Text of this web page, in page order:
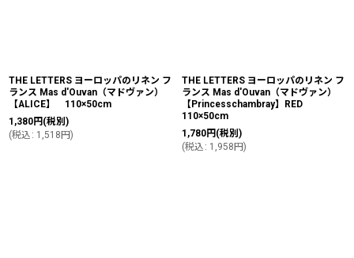
THE LETTERS ヨーロッパのリネン フ
ランス Mas d'Ouvan（マドヴァン）
【ALICE】 110×50cm
1,380円 (税別)
(税込 : 1,518円)
THE LETTERS ヨーロッパのリネン フ
ランス Mas d'Ouvan（マドヴァン）
【Princesschambray】RED
110×50cm
1,780円 (税別)
(税込 : 1,958円)